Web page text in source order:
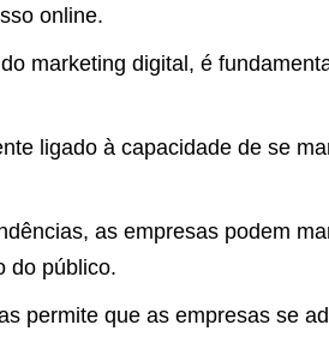
online.
marketing digital, é
ligado à capacidade de se
as empresas podem
do público.
permite que as empresas se